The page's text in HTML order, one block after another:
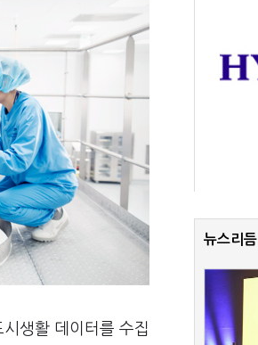
생활 데이터를 수집
뉴스리듬